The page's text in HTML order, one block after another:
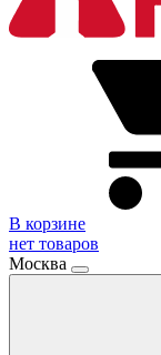
В корзине
нет товаров
Москва